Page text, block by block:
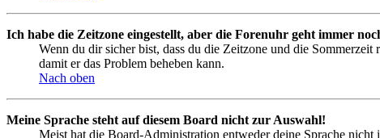
Ich habe die Zeitzone eingestellt, aber die Forenuhr geht immer
Wenn du dir sicher bist, dass du die Zeitzone und die
damit er das Problem beheben kann.
Nach oben
Meine Sprache steht auf diesem Board nicht zur Auswahl!
Meist hat die Board-Administration entweder deine Sprache nicht